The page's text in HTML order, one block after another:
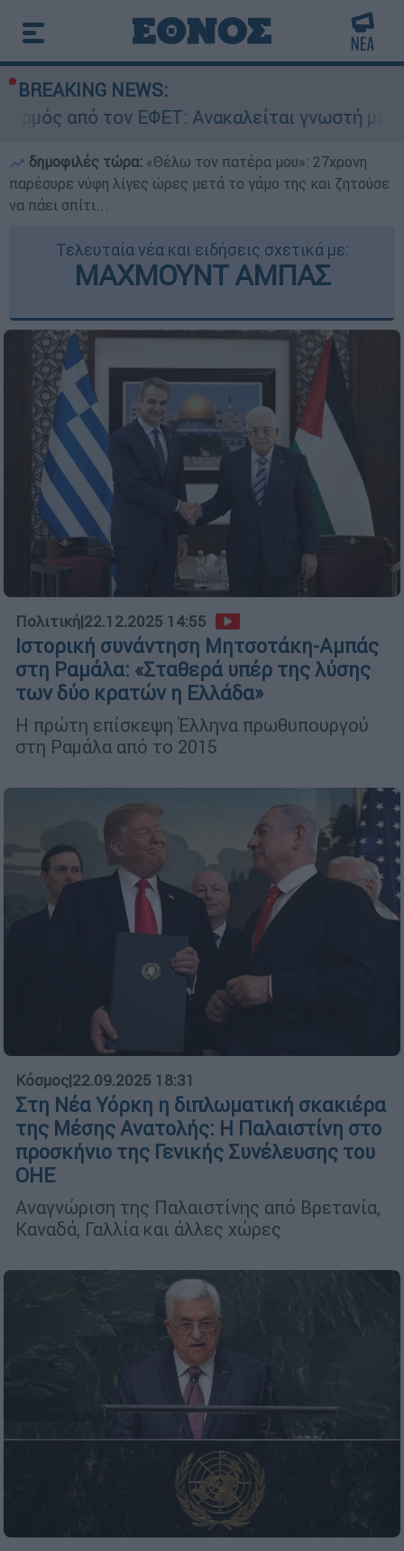
BREAKING NEWS:
ΕΦΕΤ: Ανακαλείται γνωστή μαρμελάδα -
δημοφιλές τώρα: «Θέλω τον πατέρα μου»: 27χρονη
παρέσυρε νύφη λίγες ώρες μετά το γάμο της και ζητούσε
να πάει σπίτι...
Τελευταία νέα και ειδήσεις σχετικά με:
ΜΑΧΜΟΥΝΤ ΑΜΠΑΣ
Πολιτική|22.12.2025 14:55
Ιστορική συνάντηση Μητσοτάκη-Αμπάς
στη Ραμάλα: «Σταθερά υπέρ της λύσης
των δύο κρατών η Ελλάδα»
Η πρώτη επίσκεψη Έλληνα πρωθυπουργού
στη Ραμάλα από το 2015
Κόσμος|22.09.2025 18:31
Στη Νέα Υόρκη η διπλωματική σκακιέρα
της Μέσης Ανατολής: Η Παλαιστίνη στο
προσκήνιο της Γενικής Συνέλευσης του
ΟΗΕ
Αναγνώριση της Παλαιστίνης από Βρετανία,
Καναδά, Γαλλία και άλλες χώρες